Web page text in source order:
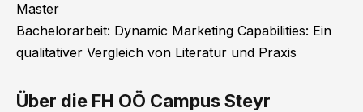
Master
Bachelorarbeit: Dynamic Marketing Capabilities: Ein
qualitativer Vergleich von Literatur und Praxis
Über die FH OÖ Campus Steyr